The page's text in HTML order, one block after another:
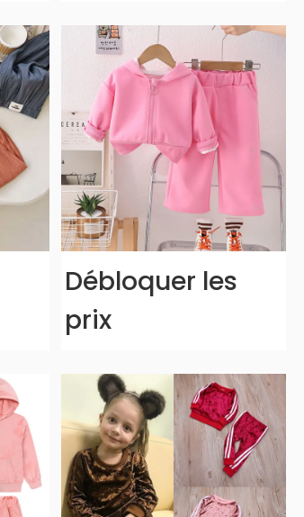
Débloquer les
prix